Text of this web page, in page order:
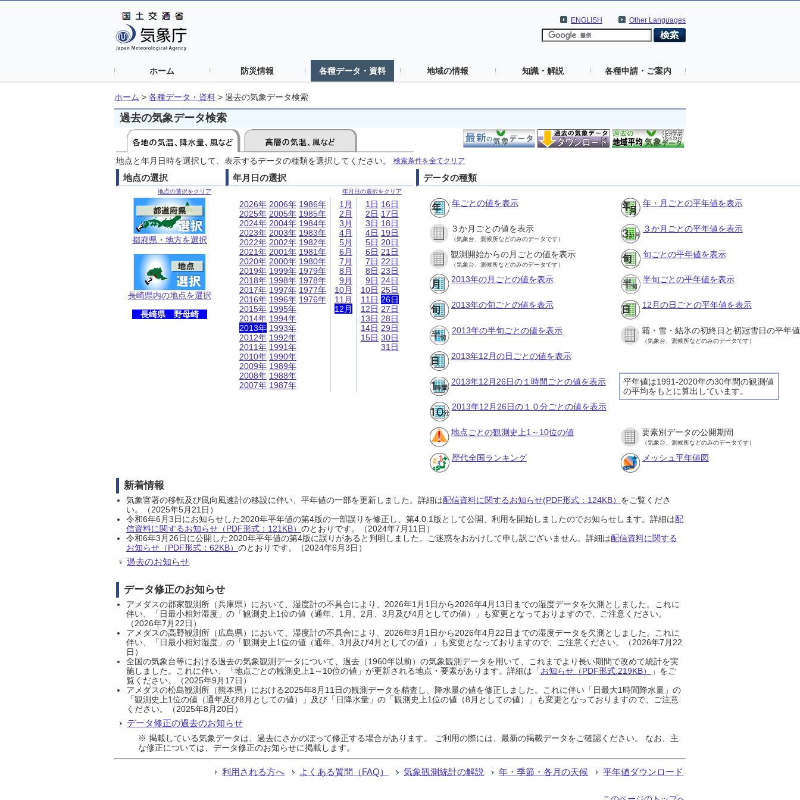
Other Languages
ENGLISH
ホーム 防災情報 各種データ・資料 地域の情報 知識・解説 各種申請・ご案内
ホーム > 各種データ・資料 > 過去の気象データ検索
過去の気象データ検索
地点と年月日時を選択して、表示するデータの種類を選択してください。 検索条件を全てクリア
地点の選択
地点の選択をクリア
都府県・地方を選択
長崎県内の地点を選択
長崎県 野母崎
年月日の選択
年月日の選択をクリア
2026年
2025年
2024年
2023年
2022年
2021年
2020年
2019年
2018年
2017年
2016年
2015年
2014年
2013年
2012年
2011年
2010年
2009年
2008年
2007年
2006年
2005年
2004年
2003年
2002年
2001年
2000年
1999年
1998年
1997年
1996年
1995年
1994年
1993年
1992年
1991年
1990年
1989年
1988年
1987年
1986年
1985年
1984年
1983年
1982年
1981年
1980年
1979年
1978年
1977年
1976年
1月
2月
3月
4月
5月
6月
7月
8月
9月
10月
11月
12月
1日
2日
3日
4日
5日
6日
7日
8日
9日
10日
11日
12日
13日
14日
15日
16日
17日
18日
19日
20日
21日
22日
23日
24日
25日
26日
27日
28日
29日
30日
31日
データの種類
年ごとの値を表示 年・月ごとの平年値を表示
３か月ごとの値を表示
（気象台、測候所などのみのデータです）
３か月ごとの平年値を表示
観測開始からの月ごとの値を表示
（気象台、測候所などのみのデータです）
旬ごとの平年値を表示
2013年の月ごとの値を表示 半旬ごとの平年値を表示
2013年の旬ごとの値を表示 12月の日ごとの平年値を表示
2013年の半旬ごとの値を表示 霜・雪・結氷の初終日と初冠雪日の平年
（気象台、測候所などのみのデータです）
2013年12月の日ごとの値を表示
平年値は1991-2020年の30年間の観測値
の平均をもとに算出しています。
2013年12月26日の１時間ごとの値を表示
2013年12月26日の１０分ごとの値を表示
地点ごとの観測史上1～10位の値 要素別データの公開期間
（気象台、測候所などのみのデータです）
歴代全国ランキング メッシュ平年値図
新着情報
気象官署の移転及び風向風速計の移設に伴い、平年値の一部を更新しました。詳細は配信資料に関するお知らせ(PDF形式：124KB） をご覧くださ
い。（2025年5月21日）
令和6年6月3日にお知らせした2020年平年値の第4版の一部誤りを修正し、第4.0.1版として公開、利用を開始しましたのでお知らせします。詳細は配
信資料に関するお知らせ（PDF形式：121KB） のとおりです。（2024年7月11日）
令和6年3月26日に公開した2020年平年値の第4版に誤りがあると判明しました。ご迷惑をおかけして申し訳ございません。詳細は配信資料に関する
お知らせ（PDF形式：62KB） のとおりです。（2024年6月3日）
過去のお知らせ
データ修正のお知らせ
アメダスの郡家観測所（兵庫県）において、湿度計の不具合により、2026年1月1日から2026年4月13日までの湿度データを欠測としました。これに
伴い、「日最小相対湿度」の「観測史上1位の値（通年、1月、2月、3月及び4月としての値）」も変更となっておりますので、ご注意ください。
（2026年7月22日）
アメダスの高野観測所（広島県）において、湿度計の不具合により、2026年3月1日から2026年4月22日までの湿度データを欠測としました。これに
伴い、「日最小相対湿度」の「観測史上1位の値（通年、3月及び4月としての値）」も変更となっておりますので、ご注意ください。（2026年7月22
日）
全国の気象台等における過去の気象観測データについて、過去（1960年以前）の気象観測データを用いて、これまでより長い期間で改めて統計を実
施しました。これに伴い、「地点ごとの観測史上1～10位の値」が更新される地点・要素があります。詳細は「お知らせ（PDF形式:219KB）
」をご
覧ください。（2025年9月17日）
アメダスの松島観測所（熊本県）における2025年8月11日の観測データを精査し、降水量の値を修正しました。これに伴い「日最大1時間降水量」の
「観測史上1位の値（通年及び8月としての値）」及び「日降水量」の「観測史上1位の値（8月としての値）」も変更となっておりますので、ご注意
ください。（2025年8月20日）
データ修正の過去のお知らせ
※ 掲載している気象データは、過去にさかのぼって修正する場合があります。 ご利用の際には、最新の掲載データをご確認ください。 なお、主
な修正については、データ修正のお知らせに掲載します。
利用される方へ よくある質問（FAQ） 気象観測統計の解説 年・季節・各月の天候 平年値ダウンロード